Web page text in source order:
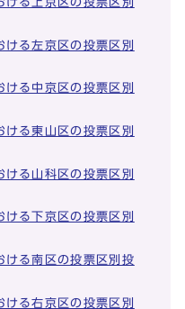
る左京区の投票区別
ける中京区の投票区別
る東山区の投票区別
る山科区の投票区別
ける下京区の投票区別
ける南区の投票区別投
る右京区の投票区別